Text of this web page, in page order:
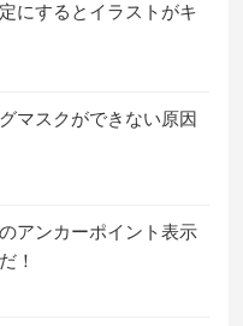
にするとイラストがキ
マスクができない原因
アンカーポイント表示
！